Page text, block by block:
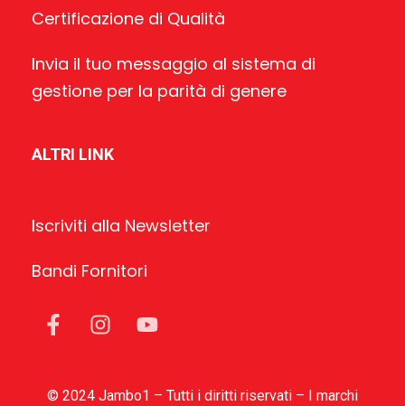
Certificazione di Qualità
Invia il tuo messaggio al sistema di
gestione per la parità di genere
ALTRI LINK
Iscriviti alla Newsletter
Bandi Fornitori
© 2024 Jambo1 – Tutti i diritti riservati – I marchi